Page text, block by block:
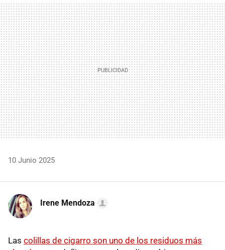
MAIL
10 Junio 2025
Irene Mendoza
Las colillas de cigarro son uno de los residuos más